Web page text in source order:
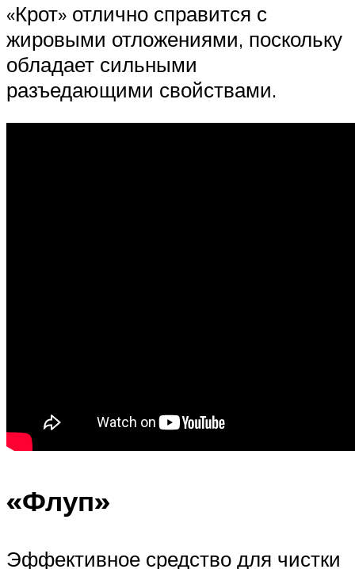
«Крот» отлично справится с
жировыми отложениями, поскольку
обладает сильными
разъедающими свойствами.
«Флуп»
Эффективное средство для чистки